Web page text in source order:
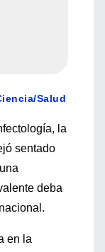
Salud
la
sentado
deba
en la